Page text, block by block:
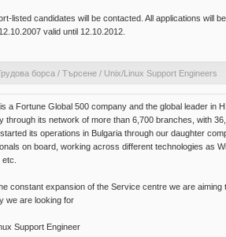
listed candidates will be contacted. All applications will
valid until 12.10.2012.
борса / Търсене/ Unix/Linux Support Engineers
a Fortune Global 500 company and the global leader in
through its network of more than 6,700 branches, with
its operations in Bulgaria through our daughter
on board, working across different technologies as
constant expansion of the Service centre we are
we are looking for
Support Engineer